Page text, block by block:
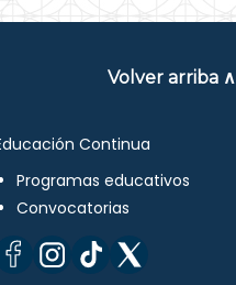
Volver arriba ∧
Continua
Programas educativos
Convocatorias